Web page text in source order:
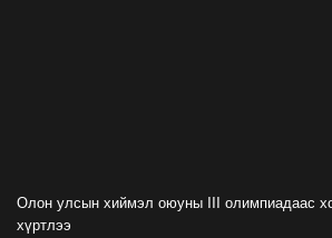
Олон улсын хиймэл оюуны III олимпиадаас
хүртлээ